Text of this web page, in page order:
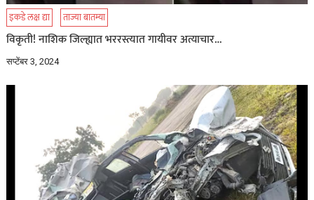
इकडे लक्ष द्या ताज्या बातम्या
विकृती! नाशिक जिल्ह्यात भररस्त्यात गायीवर अत्याचार…
सप्टेंबर 3, 2024